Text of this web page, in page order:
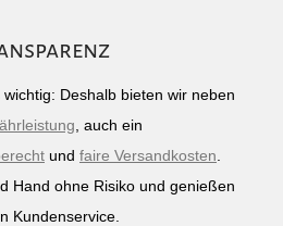
Deshalb bieten wir neben
, auch ein
und faire Versandkosten
Hand ohne Risiko und genießen
Kundenservice.